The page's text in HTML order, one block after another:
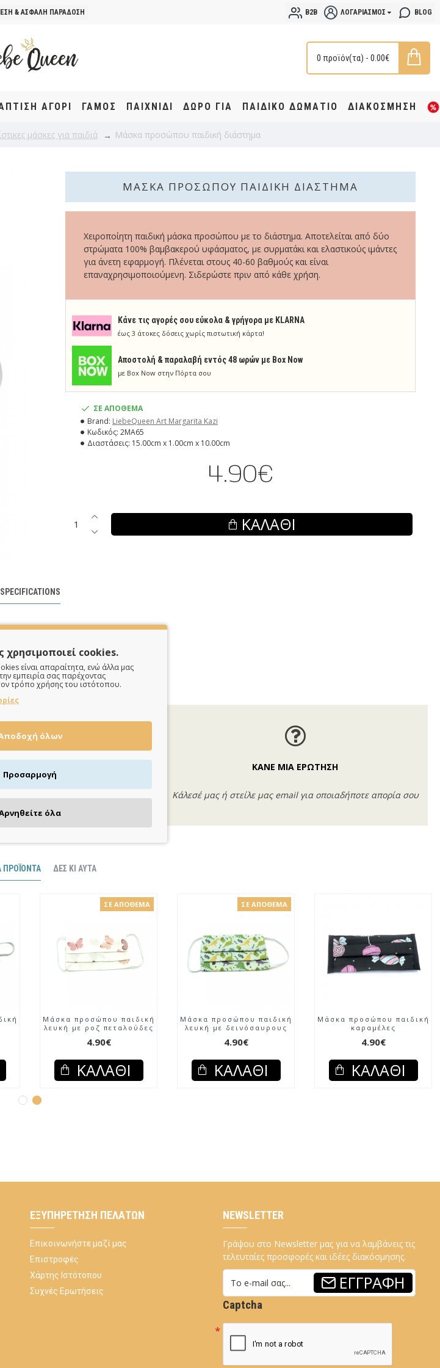
& ΑΣΦΑΛΗ ΠΑΡΑΔΟΣΗ B2B ΛΟΓΑΡΙΑΣΜΌΣ BLOG
0 προϊόν(τα) - 0.00€
ΑΓΌΡΙ ΓΑΜΟΣ ΠΑΙΧΝΙΔΙ ΔΩΡΟ ΓΙΑ ΠΑΙΔΙΚΟ ΔΩΜΑΤΙΟ ΔΙΑΚΟΣΜΗΣΗ
μάσκες για παιδιά Μάσκα προσώπου παιδική διάστημα
ΜΆΣΚΑ ΠΡΟΣΏΠΟΥ ΠΑΙΔΙΚΉ ΔΙΆΣΤΗΜΑ
Κάνε τις αγορές σου εύκολα & γρήγορα με KLARNA
έως 3 άτοκες δόσεις χωρίς πιστωτική κάρτα!
Aποστολή & παραλαβή εντός 48 ωρών με Box Now
με Box Now στην Πόρτα σου
Χειροποίητη παιδική μάσκα προσώπου με το διάστημα. Αποτελείται από δύο
στρώματα 100% βαμβακερού υφάσματος, με συρματάκι και ελαστικούς ιμάντες
για άνετη εφαρμογή. Πλένεται στους 40-60 βαθμούς και είναι
επαναχρησιμοποιούμενη. Σιδερώστε πριν από κάθε χρήση.
ΣΕ ΑΠΟΘΕΜΑ
Brand: LiebeQueen Art Margarita Kazi
Κωδικός: 2MA65
Διαστάσεις: 15.00cm x 1.00cm x 10.00cm
4.90€
ΚΑΛΆΘΙ
SPECIFICATIONS
Μπλέ
ΚΑΝΕ ΜΙΑ ΕΡΩΤΗΣΗ
Κάλεσέ μας ή στείλε μας email για οποιαδήποτε απορία σου
ΠΡΟΪΌΝΤΑ ΔΕΣ ΚΙ ΑΥΤΆ
ΣΕ ΑΠΌΘΕΜΑ
Μάσκα προσώπου παιδική
λευκή με ροζ πεταλούδες
4.90€
ΚΑΛΆΘΙ
ΣΕ ΑΠΌΘΕΜΑ
Μάσκα προσώπου παιδική
λευκή με δεινόσαυρους
4.90€
ΚΑΛΆΘΙ
Μάσκα προσώπου παιδική
καραμέλες
4.90€
ΚΑΛΆΘΙ
ΕΞΥΠΗΡΈΤΗΣΗ ΠΕΛΑΤΏΝ
Επικοινωνήστε μαζί μας
Επιστροφές
Χάρτης Ιστότοπου
Συχνές Ερωτήσεις
NEWSLETTER
Γράψου στο Newsletter μας για να λαμβάνεις τις
τελευταίες προσφορές και ιδέες διακόσμησης.
ΕΓΓΡΑΦΉ
Captcha
χρησιμοποιεί cookies.
είναι απαραίτητα, ενώ άλλα μας
εμπειρία σας παρέχοντας
τρόπο χρήσης του ιστότοπου.
όλων
Προσαρμογή
όλα